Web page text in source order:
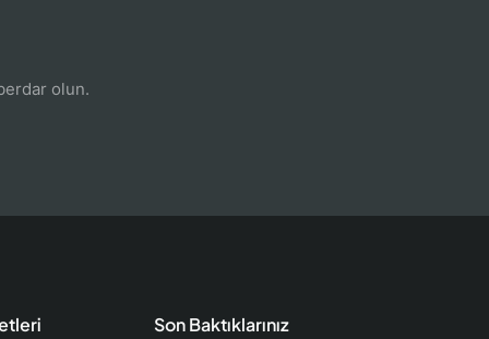
olun.
Son Baktıklarınız